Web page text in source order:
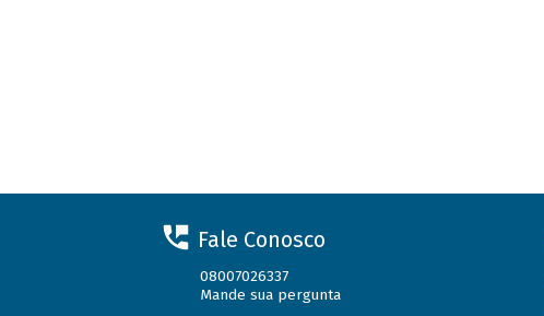
Fale Conosco
08007026337
Mande sua pergunta